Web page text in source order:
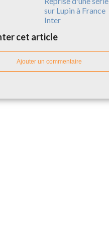
sur Lupin à France
Inter
cet article
Ajouter un commentaire